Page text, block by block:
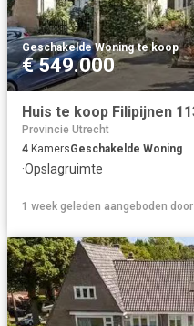
Geschakelde Woning·te koop
€ 549.000
Provincie Utrecht
4 KamersGeschakelde Woning
·Opslagruimte
1 week geleden aangeboden door